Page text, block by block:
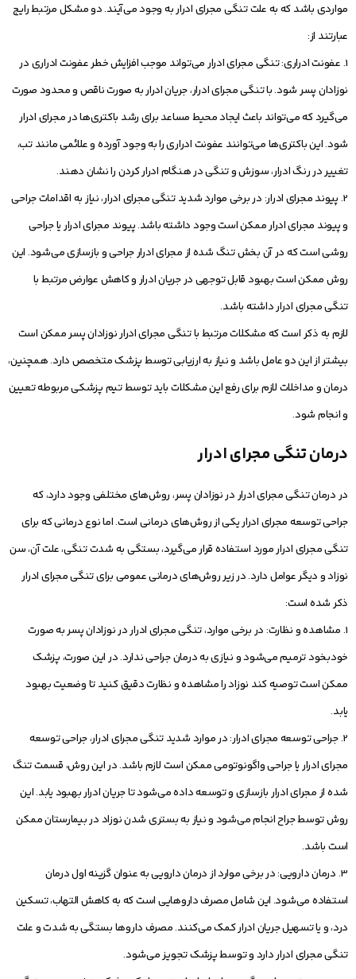
مواردی باشد که به علت تنگی مجرای ادرار به وجود می‌آیند. دو مشکل مرتبط رایج
عبارتند از:
1. عفونت ادراری: تنگی مجرای ادرار می‌تواند موجب افزایش خطر عفونت ادراری در
نوزادان پسر شود. با تنگی مجرای ادرار، جریان ادرار به صورت ناقص و محدود صورت
می‌گیرد که می‌تواند باعث ایجاد محیط مساعد برای رشد باکتری‌ها در مجرای ادرار
شود. این باکتری‌ها می‌توانند عفونت ادراری را به وجود آورده و علائمی مانند تب،
تغییر در رنگ ادرار، سوزش و تنگی در هنگام ادرار کردن را نشان دهند.
2. پیوند مجرای ادرار: در برخی موارد شدید تنگی مجرای ادرار، نیاز به اقدامات جراحی
و پیوند مجرای ادرار ممکن است وجود داشته باشد. پیوند مجرای ادرار یا جراحی
روشی است که در آن بخش تنگ شده از مجرای ادرار جراحی و بازسازی می‌شود. این
روش ممکن است بهبود قابل توجهی در جریان ادرار و کاهش عوارض مرتبط با
تنگی مجرای ادرار داشته باشد.
لازم به ذکر است که مشکلات مرتبط با تنگی مجرای ادرار نوزادان پسر ممکن است
بیشتر از این دو عامل باشد و نیاز به ارزیابی توسط پزشک متخصص دارد. همچنین،
درمان و مداخلات لازم برای رفع این مشکلات باید توسط تیم پزشکی مربوطه تعیین
و انجام شود.
درمان تنگی مجرای ادرار
در درمان تنگی مجرای ادرار در نوزادان پسر، روش‌های مختلفی وجود دارد، که
جراحی توسعه مجرای ادرار یکی از روش‌های درمانی است. اما نوع درمانی که برای
تنگی مجرای ادرار مورد استفاده قرار می‌گیرد، بستگی به شدت تنگی، علت آن، سن
نوزاد و دیگر عوامل دارد. در زیر روش‌های درمانی عمومی برای تنگی مجرای ادرار
ذکر شده است:
1. مشاهده و نظارت: در برخی موارد، تنگی مجرای ادرار در نوزادان پسر به صورت
خودبخود ترمیم می‌شود و نیازی به درمان جراحی ندارد. در این صورت، پزشک
ممکن است توصیه کند نوزاد را مشاهده و نظارت دقیق کنید تا وضعیت بهبود
یابد.
2. جراحی توسعه مجرای ادرار: در موارد شدید تنگی مجرای ادرار، جراحی توسعه
مجرای ادرار یا جراحی واگونوتومی ممکن است لازم باشد. در این روش، قسمت تنگ
شده از مجرای ادرار بازسازی و توسعه داده می‌شود تا جریان ادرار بهبود یابد. این
روش توسط جراح انجام می‌شود و نیاز به بستری شدن نوزاد در بیمارستان ممکن
است باشد.
3. درمان دارویی: در برخی موارد از درمان دارویی به عنوان گزینه اول درمان
استفاده می‌شود. این شامل مصرف داروهایی است که به کاهش التهاب، تسکین
درد، و یا تسهیل جریان ادرار کمک می‌کنند. مصرف داروها بستگی به شدت و علت
تنگی مجرای ادرار دارد و توسط پزشک تجویز می‌شود.